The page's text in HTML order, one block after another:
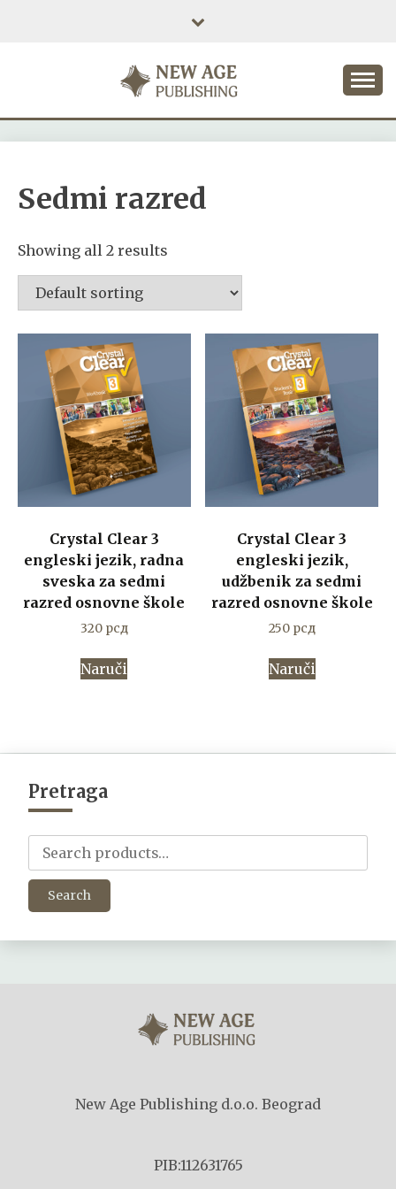
NEW AGE PUBLISHING
Sedmi razred
Showing all 2 results
Crystal Clear 3
engleski jezik, radna
sveska za sedmi
razred osnovne škole
320 рсд
Naruči
Crystal Clear 3
engleski jezik,
udžbenik za sedmi
razred osnovne škole
250 рсд
Naruči
Pretraga
Search
for:
Search
New Age Publishing d.o.o. Beograd
PIB:112631765